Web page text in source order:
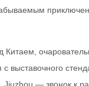
Китаем,
с выставочного